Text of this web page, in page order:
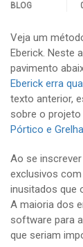
BLOG
Veja um
Eberick. Neste
pavimento
Eberick erra
texto anterior,
sobre o
Pórtico e Grelha
Ao se
exclusivos
inusitados que
A maioria dos
software para
que seriam